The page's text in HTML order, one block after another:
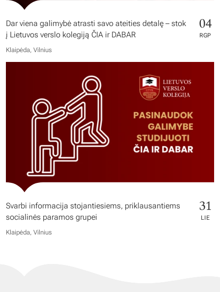
Dar viena galimybė atrasti savo ateities detalę – stok
į Lietuvos verslo kolegiją ČIA ir DABAR
04
RGP
Klaipėda, Vilnius
Svarbi informacija stojantiesiems, priklausantiems
socialinės paramos grupei
31
LIE
Klaipėda, Vilnius